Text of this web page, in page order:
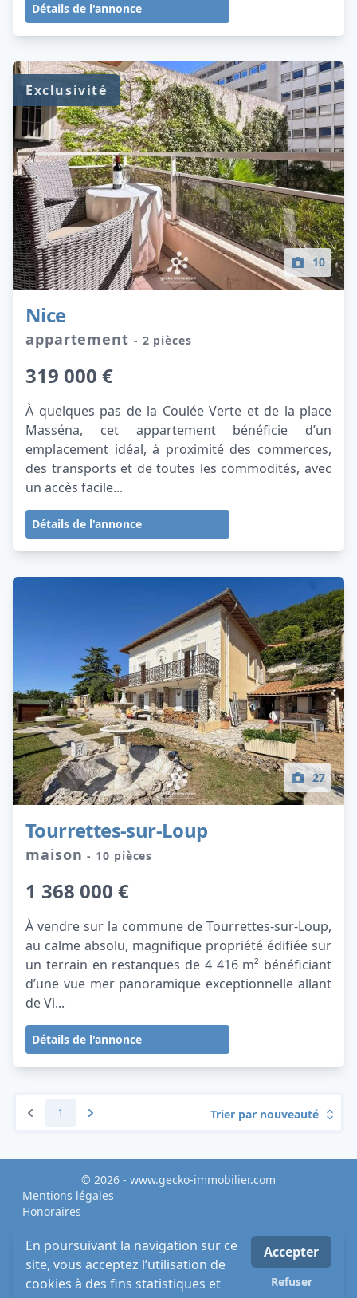
Détails de l'annonce
10
Exclusivité
Nice
appartement - 2 pièces
319 000 €
À quelques pas de la Coulée Verte et de la place
Masséna, cet appartement bénéficie d’un
emplacement idéal, à proximité des commerces,
des transports et de toutes les commodités, avec
un accès facile...
Détails de l'annonce
27
Tourrettes-sur-Loup
maison- 10 pièces
1 368 000 €
À vendre sur la commune de Tourrettes-sur-Loup,
au calme absolu, magnifique propriété édifiée sur
un terrain en restanques de 4 416 m² bénéficiant
d’une vue mer panoramique exceptionnelle allant
de Vi...
Détails de l'annonce
1 Trier par nouveauté
© 2026 - www.gecko-immobilier.com
Mentions légales
Honoraires
Site map
MLI - Mon Logiciel Immobilier - Logiciel & Site internet
immobilier
Politique de confidentalité
En poursuivant la navigation sur ce
site, vous acceptez l’utilisation de
cookies à des fins statistiques et
Accepter
Refuser